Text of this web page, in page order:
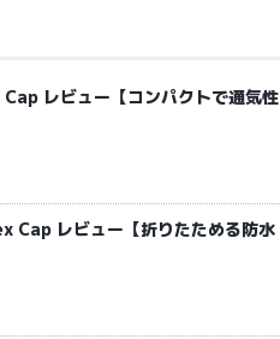
レビュー【コンパクトで通気性
レビュー【折りたためる防水